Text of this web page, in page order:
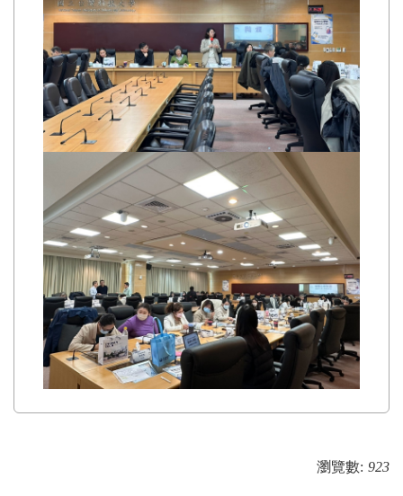
瀏覽數: 923